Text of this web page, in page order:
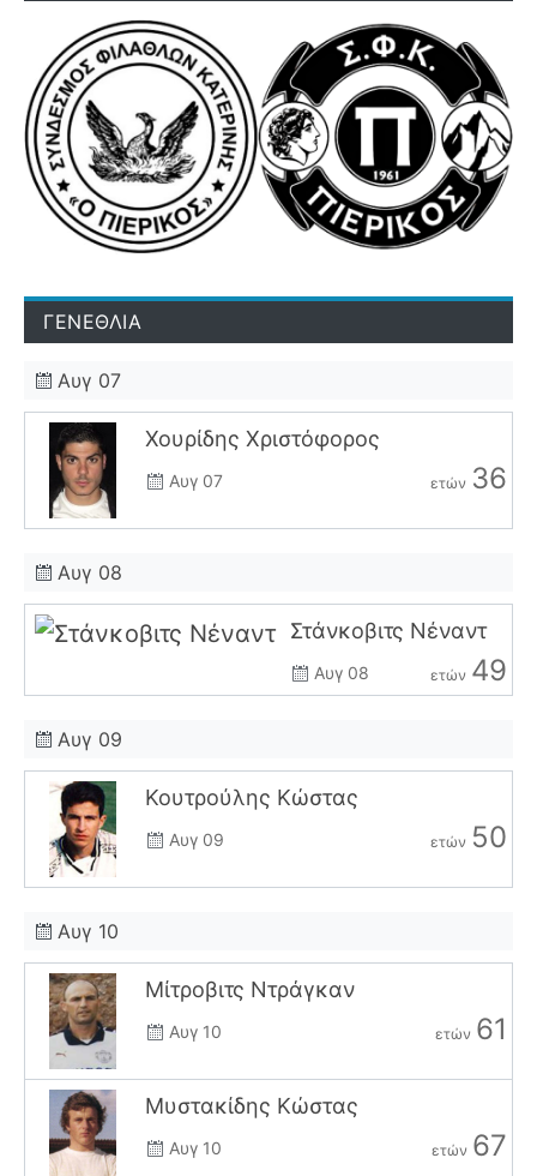
ΓΕΝΕΘΛΙΑ
Αυγ 07
Χουρίδης Χριστόφορος
Αυγ 07 ετών 36
Αυγ 08
Στάνκοβιτς Νέναντ
Αυγ 08 ετών 49
Αυγ 09
Κουτρούλης Κώστας
Αυγ 09 ετών 50
Αυγ 10
Μίτροβιτς Ντράγκαν
Αυγ 10 ετών 61
Μυστακίδης Κώστας
Αυγ 10 ετών 67